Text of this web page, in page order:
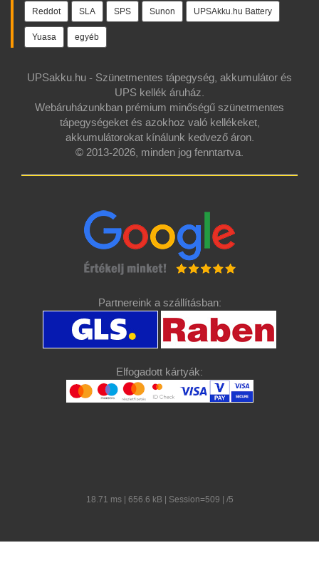
Reddot SLA SPS Sunon UPSAkku.hu Battery
Yuasa egyéb
UPSakku.hu - Szünetmentes tápegység, akkumulátor és
UPS kellék áruház.
Webáruházunkban prémium minőségű szünetmentes
tápegységeket és azokhoz való kellékeket,
akkumulátorokat kínálunk kedvező áron.
© 2013-2026, minden jog fenntartva.
Partnereink a szállításban:
Elfogadott kártyák:
18.71 ms | 656.6 kB | Session=509 | /5